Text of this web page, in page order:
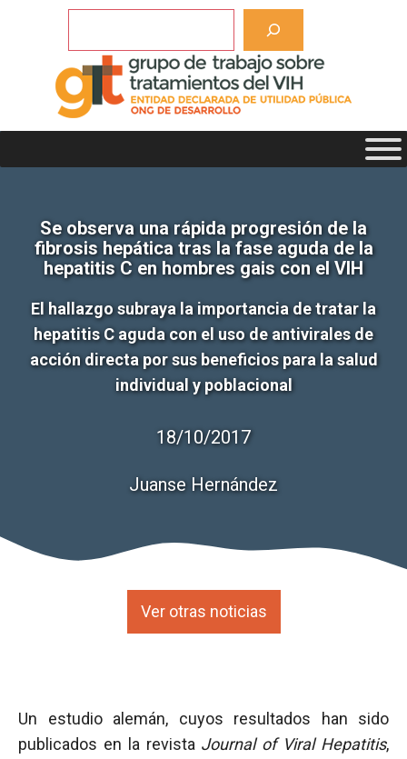
Se observa una rápida progresión de la
fibrosis hepática tras la fase aguda de la
hepatitis C en hombres gais con el VIH
El hallazgo subraya la importancia de tratar la
hepatitis C aguda con el uso de antivirales de
acción directa por sus beneficios para la salud
individual y poblacional
18/10/2017
Juanse Hernández
Ver otras noticias
Un estudio alemán, cuyos resultados han sido
publicados en la revista Journal of Viral Hepatitis,